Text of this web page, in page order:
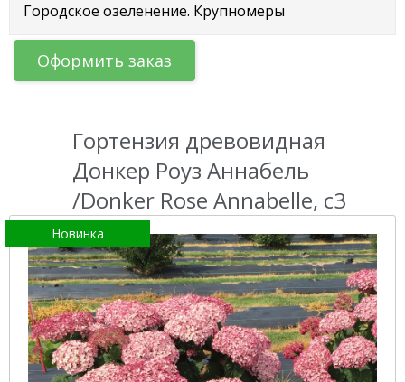
Городское озеленение. Крупномеры
Оформить заказ
Гортензия древовидная
Донкер Роуз Аннабель
/Donker Rose Annabelle, с3
Новинка